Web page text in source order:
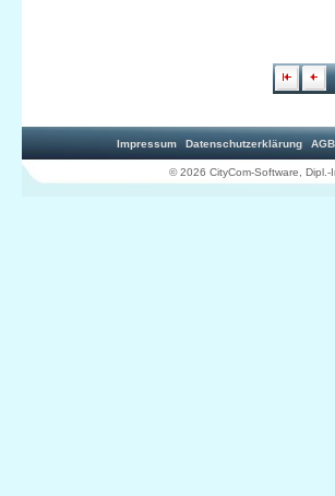
Impressum Datenschutzerklärung
© 2026 CityCom-Software,